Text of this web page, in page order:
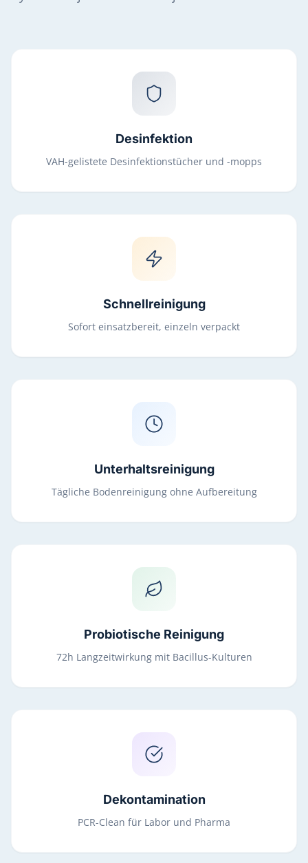
Desinfektion
VAH-gelistete Desinfektionstücher und -mopps
Schnellreinigung
Sofort einsatzbereit, einzeln verpackt
Unterhaltsreinigung
Tägliche Bodenreinigung ohne Aufbereitung
Probiotische Reinigung
72h Langzeitwirkung mit Bacillus-Kulturen
Dekontamination
PCR-Clean für Labor und Pharma